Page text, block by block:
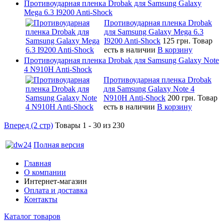
Противоударная пленка Drobak для Samsung Galaxy
Mega 6.3 I9200 Anti-Shock
Противоударная пленка Drobak
для Samsung Galaxy Mega 6.3
I9200 Anti-Shock 125 грн. Товар
есть в наличии В корзину
Противоударная пленка Drobak для Samsung Galaxy Note
4 N910H Anti-Shock
Противоударная пленка Drobak
для Samsung Galaxy Note 4
N910H Anti-Shock 200 грн. Товар
есть в наличии В корзину
Вперед (2 стр) Товары 1 - 30 из 230
Полная версия
Главная
О компании
Интернет-магазин
Оплата и доставка
Контакты
Каталог товаров